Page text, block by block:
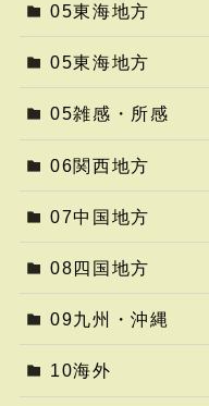
05東海地方
05東海地方
05雑感・所感
06関西地方
07中国地方
08四国地方
09九州・沖縄
10海外